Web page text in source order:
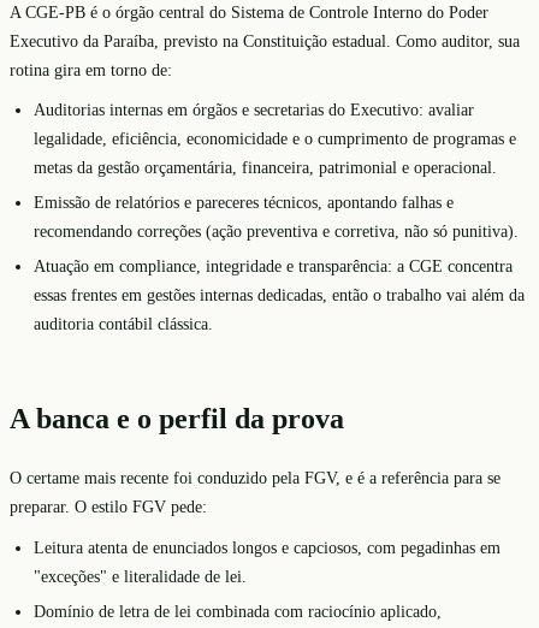
A CGE-PB é o órgão central do Sistema de Controle Interno do Poder
Executivo da Paraíba, previsto na Constituição estadual. Como auditor, sua
rotina gira em torno de:
Auditorias internas em órgãos e secretarias do Executivo: avaliar
legalidade, eficiência, economicidade e o cumprimento de programas e
metas da gestão orçamentária, financeira, patrimonial e operacional.
Emissão de relatórios e pareceres técnicos, apontando falhas e
recomendando correções (ação preventiva e corretiva, não só punitiva).
Atuação em compliance, integridade e transparência: a CGE concentra
essas frentes em gestões internas dedicadas, então o trabalho vai além da
auditoria contábil clássica.
A banca e o perfil da prova
O certame mais recente foi conduzido pela FGV, e é a referência para se
preparar. O estilo FGV pede:
Leitura atenta de enunciados longos e capciosos, com pegadinhas em
"exceções" e literalidade de lei.
Domínio de letra de lei combinada com raciocínio aplicado,